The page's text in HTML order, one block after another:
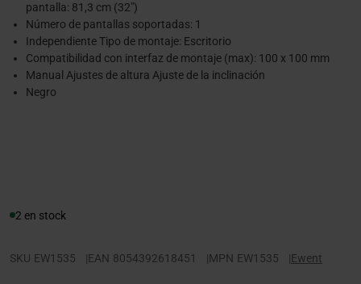
pantalla: 81,3 cm (32")
Número de pantallas soportadas: 1
Independiente Tipo de montaje: Escritorio
Compatibilidad con interfaz de montaje (max): 100 x 100 mm
Manual Ajustes de altura Ajuste de la inclinación
Negro
2 en stock
SKU EW1535 |EAN 8054392618451 |MPN EW1535 |Ewent